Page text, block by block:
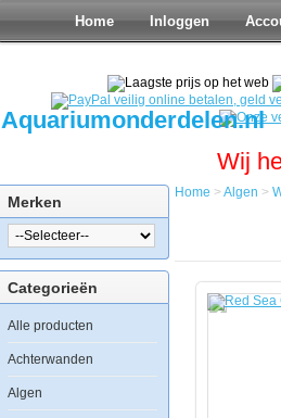
Home Inloggen
Aquariumonderdelen.nl
Wij
Merken
Categorieën
Alle producten
Achterwanden
Algen
Red
Sea
C-
Home > Algen >